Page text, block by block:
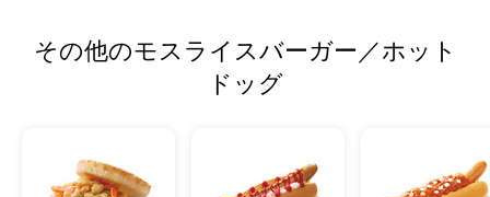
その他のモスライスバーガー／ホット
ドッグ